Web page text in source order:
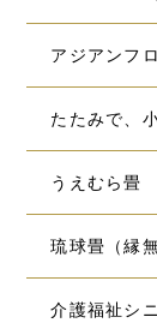
アジアンフ
たたみで、
うえむら畳
琉球畳（縁
介護福祉シ